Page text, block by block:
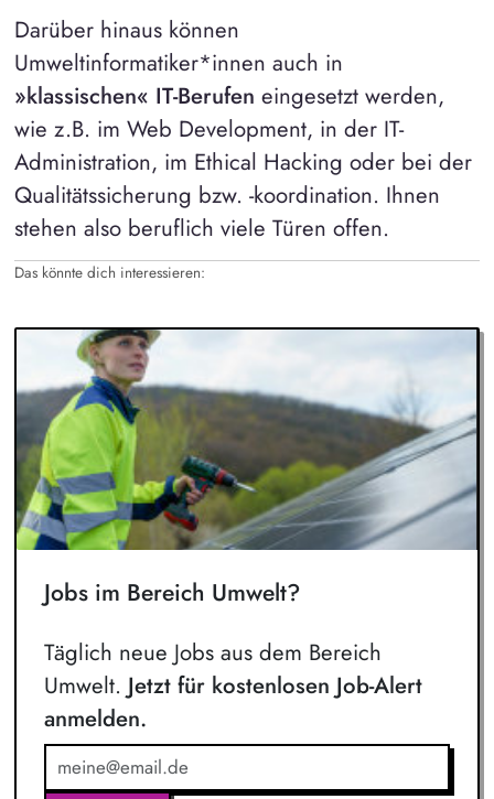
Darüber hinaus können
Umweltinformatiker*innen auch in
»klassischen« IT-Berufen eingesetzt werden,
wie z.B. im Web Development, in der IT-
Administration, im Ethical Hacking oder bei der
Qualitätssicherung bzw. -koordination. Ihnen
stehen also beruflich viele Türen offen.
Das könnte dich interessieren:
Jobs im Bereich Umwelt?
Täglich neue Jobs aus dem Bereich
Umwelt. Jetzt für kostenlosen Job-Alert
anmelden.